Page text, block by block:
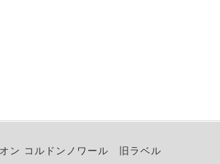
ン コルドンノワール 旧ラベル